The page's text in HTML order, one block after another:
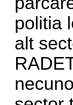
politia
alt